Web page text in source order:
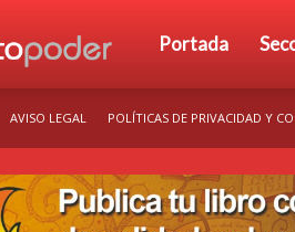
Diario
Poder
Portada
AVISO LEGAL POLÍTICAS DE PRIVACIDAD Y